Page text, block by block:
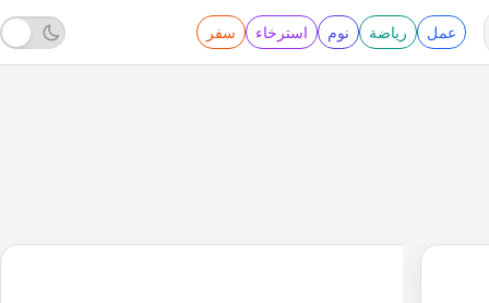
عمل رياضة نوم استرخاء سفر